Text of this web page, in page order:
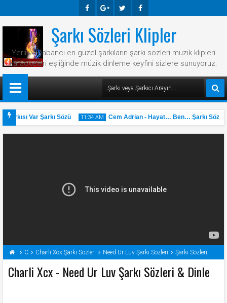
Ook E-
Plus
R Ook
Şarkı Sözleri Klipler
Yerli ve yabancı en güzel şarkıların şarkı sözleri müzik klipleri
karaokeleri eşliğinde müzik dinleme keyfini sizlere sunuyoruz.
Var Şarkı Sözü 11:34 AM
31 May
2025
Cem Adrian - Hayat… Ben… Şarkı Sözü
C Charli Xcx Şarkı Sözleri Need Ur Luv Şarkı Sözleri Şarkı Sözleri
Charli Xcx - Need Ur Luv Şarkı Sözleri & Dinle